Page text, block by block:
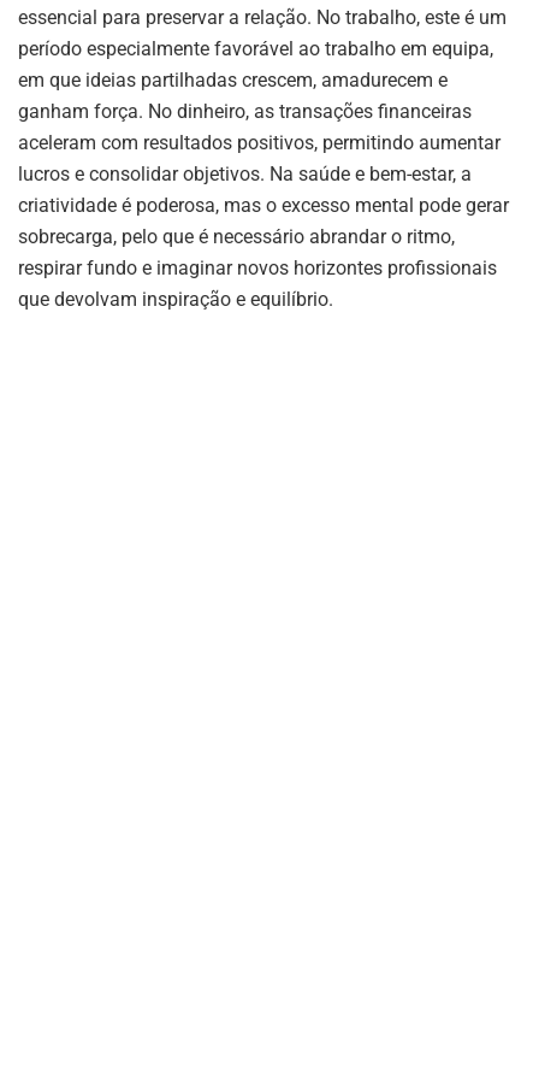
essencial para preservar a relação. No trabalho, este é um
período especialmente favorável ao trabalho em equipa,
em que ideias partilhadas crescem, amadurecem e
ganham força. No dinheiro, as transações financeiras
aceleram com resultados positivos, permitindo aumentar
lucros e consolidar objetivos. Na saúde e bem-estar, a
criatividade é poderosa, mas o excesso mental pode gerar
sobrecarga, pelo que é necessário abrandar o ritmo,
respirar fundo e imaginar novos horizontes profissionais
que devolvam inspiração e equilíbrio.